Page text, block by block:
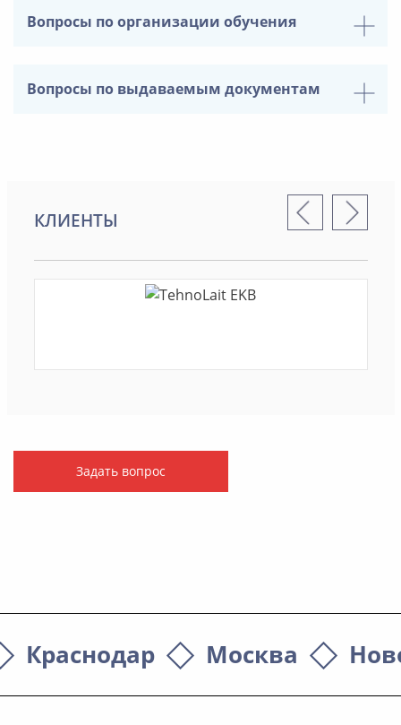
Вопросы по организации обучения
Вопросы по выдаваемым документам
КЛИЕНТЫ
Задать вопрос
Краснодар Москва